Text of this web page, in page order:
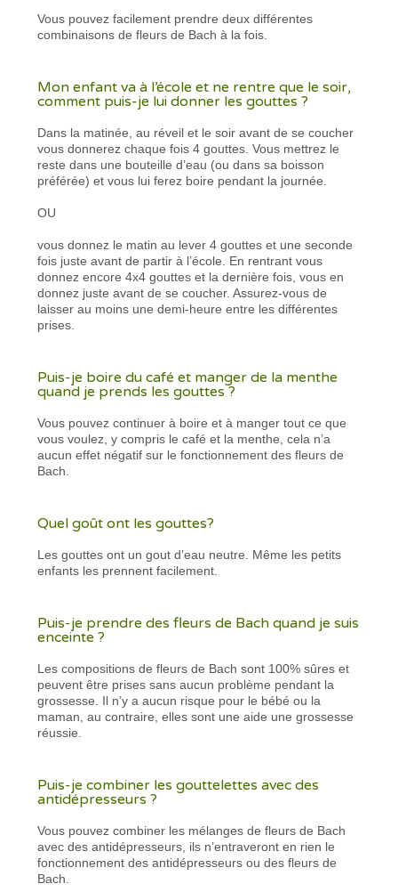
Vous pouvez facilement prendre deux différentes
combinaisons de fleurs de Bach à la fois.
Mon enfant va à l’école et ne rentre que le soir,
comment puis-je lui donner les gouttes ?
Dans la matinée, au réveil et le soir avant de se coucher
vous donnerez chaque fois 4 gouttes. Vous mettrez le
reste dans une bouteille d’eau (ou dans sa boisson
préférée) et vous lui ferez boire pendant la journée.
OU
vous donnez le matin au lever 4 gouttes et une seconde
fois juste avant de partir à l’école. En rentrant vous
donnez encore 4x4 gouttes et la dernière fois, vous en
donnez juste avant de se coucher. Assurez-vous de
laisser au moins une demi-heure entre les différentes
prises.
Puis-je boire du café et manger de la menthe
quand je prends les gouttes ?
Vous pouvez continuer à boire et à manger tout ce que
vous voulez, y compris le café et la menthe, cela n’a
aucun effet négatif sur le fonctionnement des fleurs de
Bach.
Quel goût ont les gouttes?
Les gouttes ont un gout d’eau neutre. Même les petits
enfants les prennent facilement.
Puis-je prendre des fleurs de Bach quand je suis
enceinte ?
Les compositions de fleurs de Bach sont 100% sûres et
peuvent être prises sans aucun problème pendant la
grossesse. Il n’y a aucun risque pour le bébé ou la
maman, au contraire, elles sont une aide une grossesse
réussie.
Puis-je combiner les gouttelettes avec des
antidépresseurs ?
Vous pouvez combiner les mélanges de fleurs de Bach
avec des antidépresseurs, ils n’entraveront en rien le
fonctionnement des antidépresseurs ou des fleurs de
Bach.